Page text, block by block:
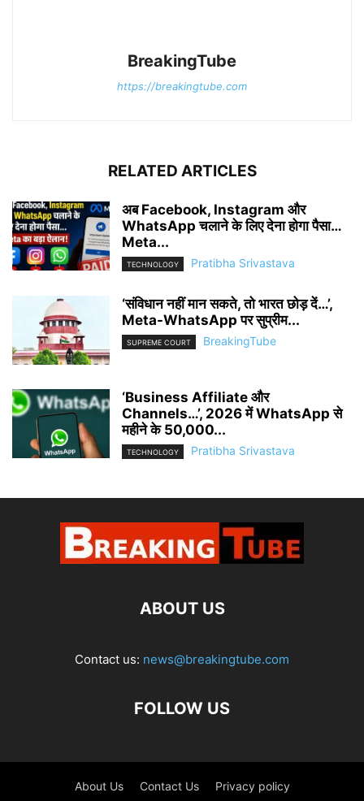
BreakingTube
https://breakingtube.com
RELATED ARTICLES
अब Facebook, Instagram और
WhatsApp चलाने के लिए देना होगा पैसा…
Meta...
TECHNOLOGY Pratibha Srivastava
‘संविधान नहीं मान सकते, तो भारत छोड़ दें…’,
Meta-WhatsApp पर सुप्रीम...
SUPREME COURT BreakingTube
‘Business Affiliate और
Channels…’, 2026 में WhatsApp से
महीने के 50,000...
TECHNOLOGY Pratibha Srivastava
ABOUT US
Contact us: news@breakingtube.com
FOLLOW US
About Us Contact Us Privacy policy